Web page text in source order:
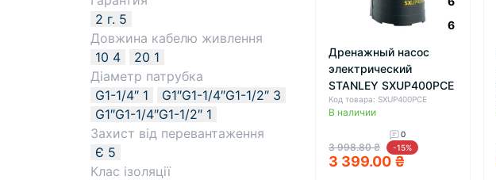
2 г. 5
Довжина кабелю живлення
10 4 20 1
Діаметр патрубка
G1-1/4″ 1 G1″G1-1/4″G1-1/2″ 3
G1″G1-1/4″G1-1/2″ 1
Захист від перевантаження
Є 5
Клас ізоляції
6
Дренажный насос
электрический
STANLEY SXUP400PCE
Код товара: SXUP400PCE
В наличии
0
3 998.80 ₴ -15%
3 399.00 ₴